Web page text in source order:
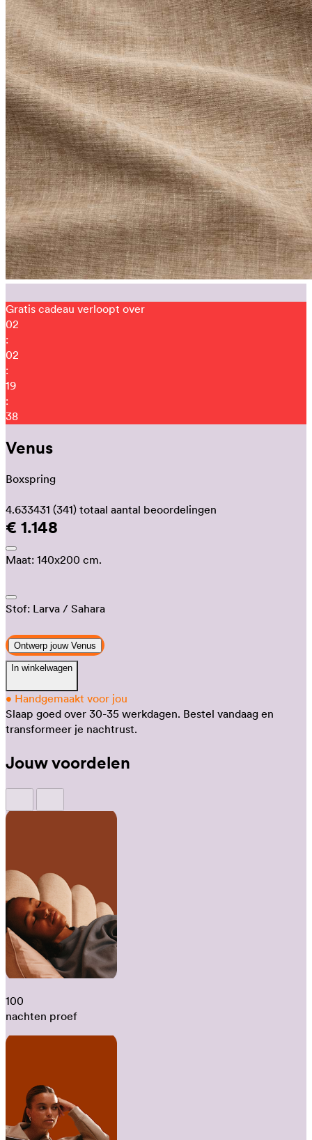
Gratis cadeau verloopt over
02
:
02
:
19
:
33
Venus
Boxspring
4.633431 (341) totaal aantal beoordelingen
€ 1.148
Maat: 140x200 cm.
Stof: Larva / Sahara
Ontwerp jouw Venus
In winkelwagen
• Handgemaakt voor jou
Slaap goed over 30-35 werkdagen. Bestel vandaag en
transformeer je nachtrust.
Jouw voordelen
100
nachten proef